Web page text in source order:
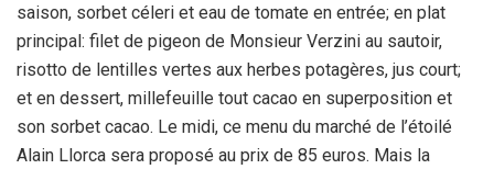
saison, sorbet céleri et eau de tomate en entrée; en plat
principal: filet de pigeon de Monsieur Verzini au sautoir,
risotto de lentilles vertes aux herbes potagères, jus court;
et en dessert, millefeuille tout cacao en superposition et
son sorbet cacao. Le midi, ce menu du marché de l’étoilé
Alain Llorca sera proposé au prix de 85 euros. Mais la